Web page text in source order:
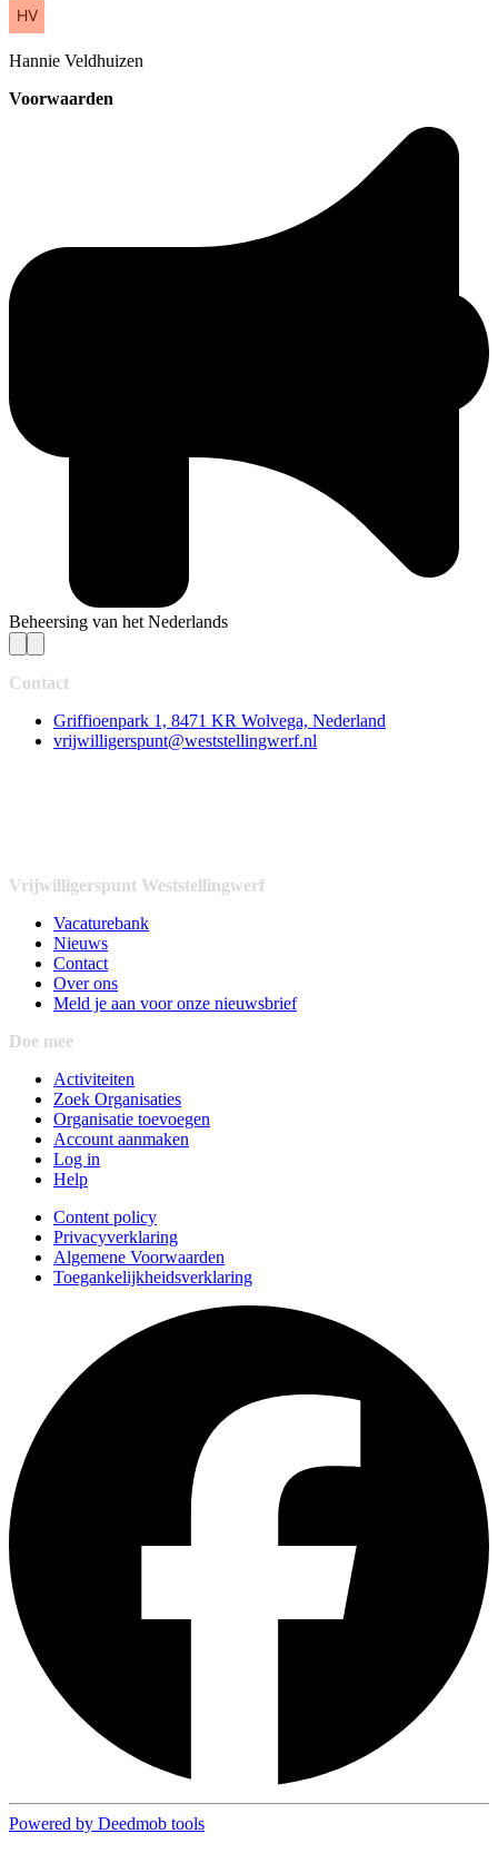
Hannie Veldhuizen
Voorwaarden
Beheersing van het Nederlands
Contact
Griffioenpark 1, 8471 KR Wolvega, Nederland
vrijwilligerspunt@weststellingwerf.nl
Vrijwilligerspunt Weststellingwerf
Vacaturebank
Nieuws
Contact
Over ons
Meld je aan voor onze nieuwsbrief
Doe mee
Activiteiten
Zoek Organisaties
Organisatie toevoegen
Account aanmaken
Log in
Help
Content policy
Privacyverklaring
Algemene Voorwaarden
Toegankelijkheidsverklaring
Powered by Deedmob tools